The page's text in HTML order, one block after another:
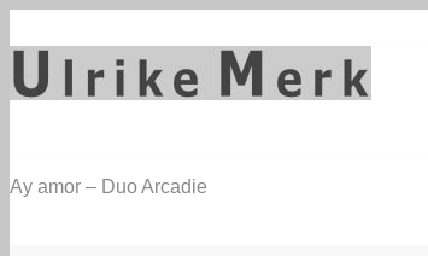
Ay amor – Duo Arcadie